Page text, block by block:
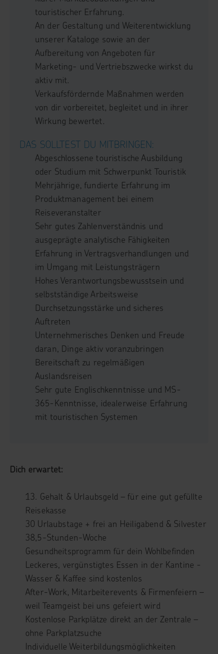
touristischer Erfahrung.
An der Gestaltung und Weiterentwicklung
unserer Kataloge sowie an der
Aufbereitung von Angeboten für
Marketing- und Vertriebszwecke wirkst du
aktiv mit.
Verkaufsfördernde Maßnahmen werden
von dir vorbereitet, begleitet und in ihrer
Wirkung bewertet.
DAS SOLLTEST DU MITBRINGEN:
Abgeschlossene touristische Ausbildung
oder Studium mit Schwerpunkt Touristik
Mehrjährige, fundierte Erfahrung im
Produktmanagement bei einem
Reiseveranstalter
Sehr gutes Zahlenverständnis und
ausgeprägte analytische Fähigkeiten
Erfahrung in Vertragsverhandlungen und
im Umgang mit Leistungsträgern
Hohes Verantwortungsbewusstsein und
selbstständige Arbeitsweise
Durchsetzungsstärke und sicheres
Auftreten
Unternehmerisches Denken und Freude
daran, Dinge aktiv voranzubringen
Bereitschaft zu regelmäßigen
Auslandsreisen
Sehr gute Englischkenntnisse und MS-
365-Kenntnisse, idealerweise Erfahrung
mit touristischen Systemen
Dich erwartet:
13. Gehalt & Urlaubsgeld – für eine gut gefüllte
Reisekasse
30 Urlaubstage + frei an Heiligabend & Silvester
38,5-Stunden-Woche
Gesundheitsprogramm für dein Wohlbefinden
Leckeres, vergünstigtes Essen in der Kantine -
Wasser & Kaffee sind kostenlos
After-Work, Mitarbeiterevents & Firmenfeiern –
weil Teamgeist bei uns gefeiert wird
Kostenlose Parkplätze direkt an der Zentrale –
ohne Parkplatzsuche
Individuelle Weiterbildungsmöglichkeiten